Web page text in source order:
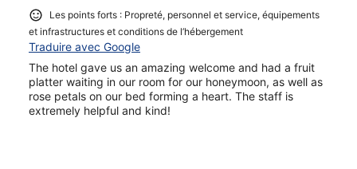
Les points forts : Propreté, personnel et service, équipements
et infrastructures et conditions de l’hébergement
Traduire avec Google
The hotel gave us an amazing welcome and had a fruit
platter waiting in our room for our honeymoon, as well as
rose petals on our bed forming a heart. The staff is
extremely helpful and kind!